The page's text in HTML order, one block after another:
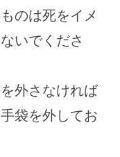
のは死をイメ
いでくださ
外さなければ
袋を外してお